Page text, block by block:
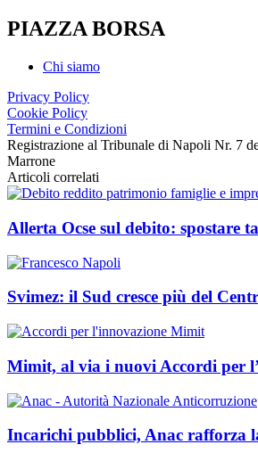
PIAZZA BORSA
Chi siamo
Privacy Policy
Cookie Policy
Termini e Condizioni
Registrazione al Tribunale di Napoli Nr. 7
Marrone
Articoli correlati
Allerta Ocse sul debito: spostare
Svimez: il Sud cresce più del
Mimit, al via i nuovi Accordi per
Incarichi pubblici, Anac rafforza